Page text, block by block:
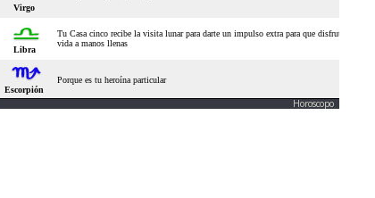
Horoscopo